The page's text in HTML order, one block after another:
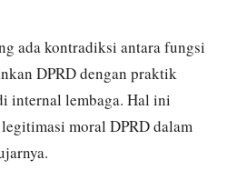
ada kontradiksi antara fungsi
DPRD dengan praktik
internal lembaga. Hal ini
moral DPRD dalam